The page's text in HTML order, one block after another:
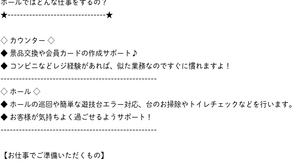
ホールではどんな仕事をするの？
★--------------------------------★
◇ カウンター ◇
◆ 景品交換や会員カードの作成サポート♪
◆ コンビニなどレジ経験があれば、似た業務なのですぐに慣れますよ！
---------------------------------------------------
◇ ホール ◇
◆ ホールの巡回や簡単な遊技台エラー対応、台のお掃除やトイレチェックなどを行います。
◆ お客様が気持ちよく過ごせるようサポート！
---------------------------------------------------
【お仕事でご準備いただくもの】